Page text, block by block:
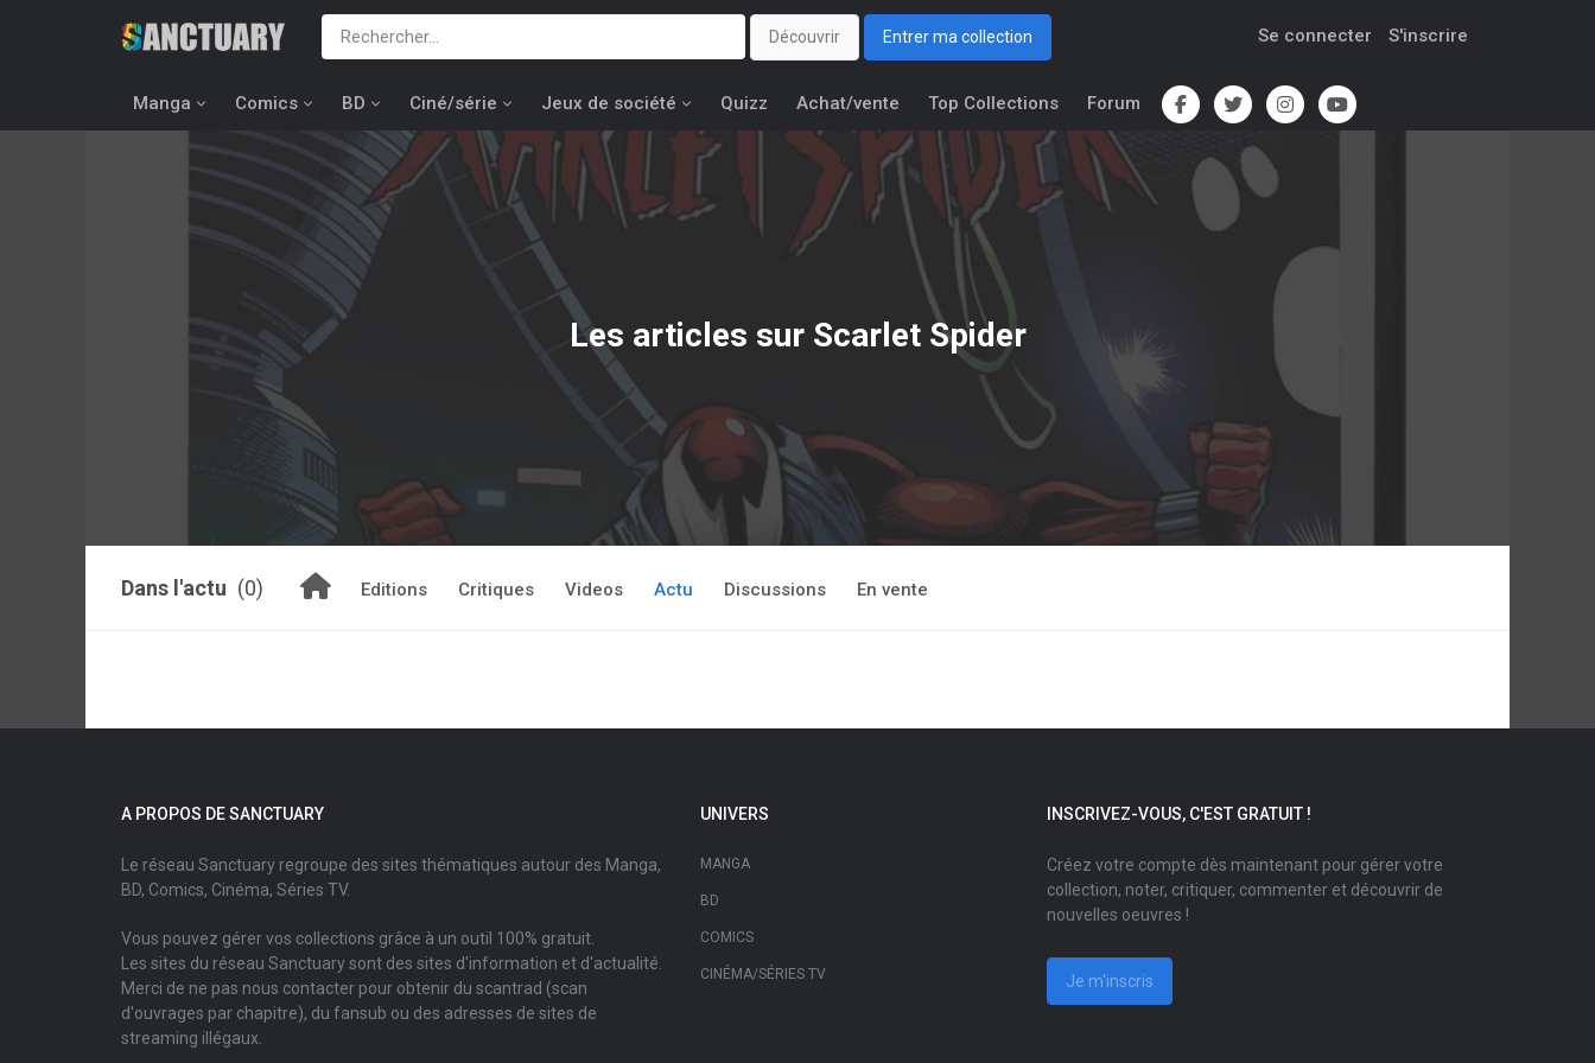
Découvrir Entrer ma collection Se connecter S'inscrire
Manga Comics BD Ciné/série Jeux de société Quizz Achat/vente Top Collections Forum
Les articles sur Scarlet Spider
Dans l'actu (0) Editions Critiques Videos Actu Discussions En vente
A PROPOS DE SANCTUARY
Le réseau Sanctuary regroupe des sites thématiques autour des Manga,
BD, Comics, Cinéma, Séries TV.
Vous pouvez gérer vos collections grâce à un outil 100% gratuit.
Les sites du réseau Sanctuary sont des sites d'information et d'actualité.
Merci de ne pas nous contacter pour obtenir du scantrad (scan
d'ouvrages par chapitre), du fansub ou des adresses de sites de
streaming illégaux.
UNIVERS
MANGA
BD
COMICS
CINÉMA/SÉRIES TV
INSCRIVEZ-VOUS, C'EST GRATUIT !
Créez votre compte dès maintenant pour gérer votre
collection, noter, critiquer, commenter et découvrir de
nouvelles oeuvres !
Je m'inscris